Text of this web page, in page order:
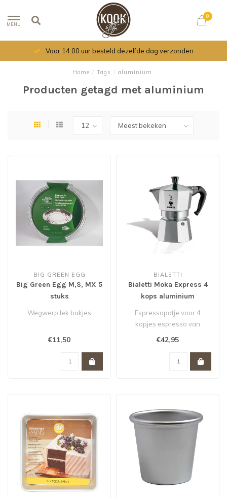
MENU
0
Voor 14.00 uur besteld dezelfde dag verzonden
Home / Tags / aluminium
Producten getagd met aluminium
BIG GREEN EGG
Big Green Egg M,S, MX 5
stuks
Wegwerp lek bakjes
€11,50
BIALETTI
Bialetti Moka Express 4
kops aluminium
Espressopotje voor 4
kopjes espresso van
Bialetti. In vrijwel elk
€42,95